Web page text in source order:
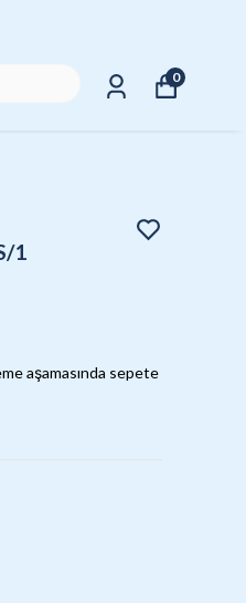
0
1
aşamasında sepete